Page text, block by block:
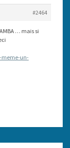
#2464
… mais si
meme-un-